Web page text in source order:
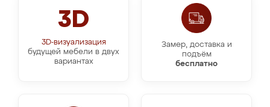
3D
3D-визуализация
будущей мебели в двух
вариантах
Замер, доставка и
подъём
бесплатно